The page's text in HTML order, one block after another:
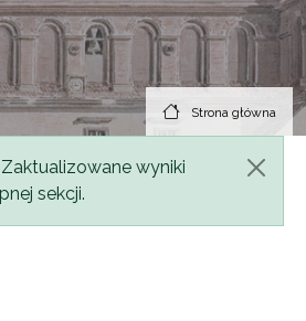
Strona główna
wyniki
sekcji.